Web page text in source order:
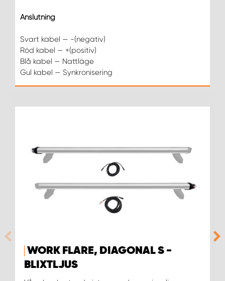
Anslutning
Svart kabel — -(negativ)
Röd kabel — +(positiv)
Blå kabel — Nattläge
Gul kabel — Synkronisering
WORK FLARE, DIAGONAL S -
BLIXTLJUS